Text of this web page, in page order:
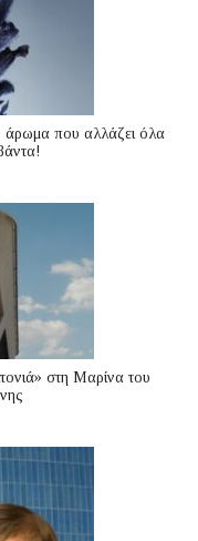
που αλλάζει όλα
στη Μαρίνα του